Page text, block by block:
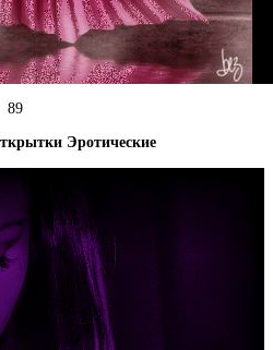
89
Эротические